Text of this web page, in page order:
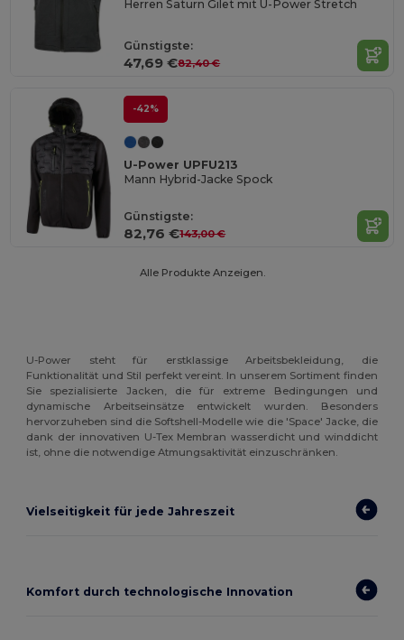
Herren Saturn Gilet mit U-Power Stretch
Günstigste:
47,69 €82,40 €
-42%
U-Power UPFU213
Mann Hybrid-Jacke Spock
Günstigste:
82,76 €143,00 €
Alle Produkte Anzeigen.
U-Power steht für erstklassige Arbeitsbekleidung, die
Funktionalität und Stil perfekt vereint. In unserem Sortiment finden
Sie spezialisierte Jacken, die für extreme Bedingungen und
dynamische Arbeitseinsätze entwickelt wurden. Besonders
hervorzuheben sind die Softshell-Modelle wie die 'Space' Jacke, die
dank der innovativen U-Tex Membran wasserdicht und winddicht
ist, ohne die notwendige Atmungsaktivität einzuschränken.
Vielseitigkeit für jede Jahreszeit
Komfort durch technologische Innovation